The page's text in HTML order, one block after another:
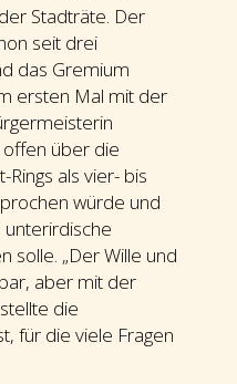
Stadträte. Der
seit drei
das Gremium
ersten Mal mit der
über die
als vier- bis
würde und
solle. „Der Wille und
aber mit der
die
für die viele Fragen